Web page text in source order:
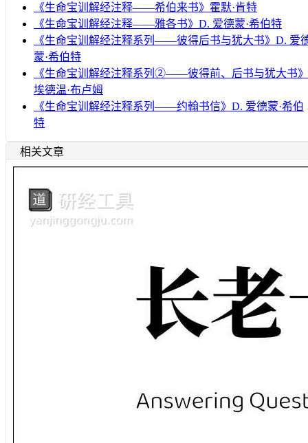
《生命宝训解经注释——希伯来书》霍默·肯特
《生命宝训解经注释——雅各书》D. 爱德蒙·希伯特
《生命宝训解经注释系列——彼得后书与犹大书》D. 爱
蒙·希伯特
《生命宝训解经注释系列②——彼得前、后书与犹大书》
埃德温·布卢姆
《生命宝训解经注释系列——约翰书信》D. 爱德蒙·希伯
特
相关文章